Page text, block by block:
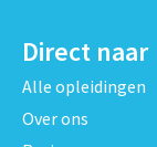
Direct naar
Alle opleidingen
Over ons